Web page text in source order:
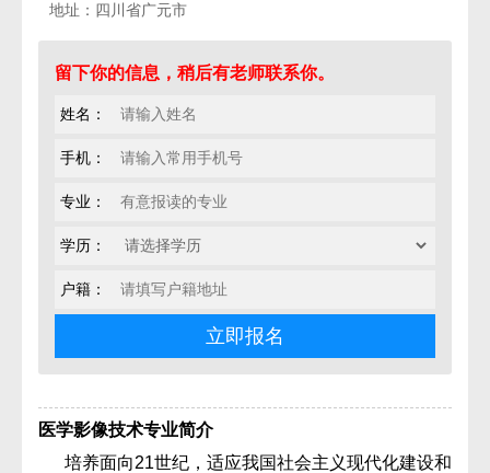
地址：四川省广元市
留下你的信息，稍后有老师联系你。
姓名：
手机：
专业：
学历：
户籍：
医学影像技术专业简介
培养面向21世纪，适应我国社会主义现代化建设和